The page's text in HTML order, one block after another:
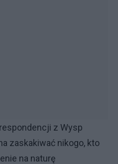
z Wysp
zaskakiwać nikogo, kto
na naturę